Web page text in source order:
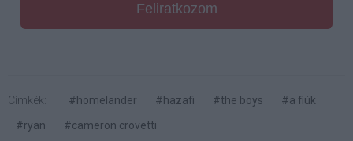
Feliratkozom
Címkék: #homelander #hazafi #the boys
#a fiúk
#ryan
#cameron crovetti